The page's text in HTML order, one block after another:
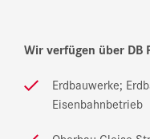
Wir verfügen über
Erdbauwerke;
Eisenbahnbetrieb